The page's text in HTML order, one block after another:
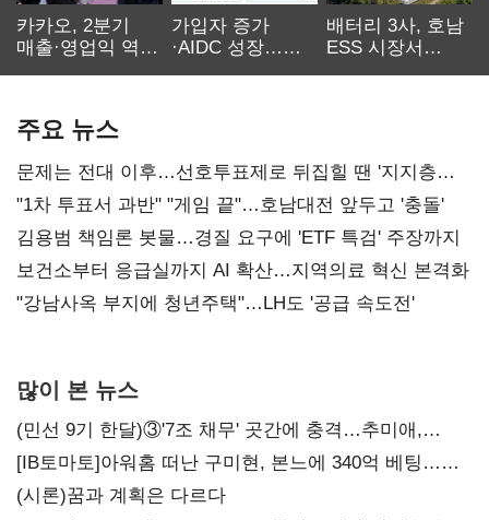
카카오, 2분기
매출·영업익 역대
가입자 증가
·AIDC 성장…
배터리 3사, 호남
ESS 시장서
주요 뉴스
문제는 전대 이후…선호투표제로 뒤집힐 땐 '지지층
불복'
"1차 투표서 과반" "게임 끝"…호남대전 앞두고 '충돌'
김용범 책임론 봇물…경질 요구에 'ETF 특검' 주장까지
보건소부터 응급실까지 AI 확산…지역의료 혁신 본격화
"강남사옥 부지에 청년주택"…LH도 '공급 속도전'
많이 본 뉴스
(민선 9기 한달)③'7조 채무' 곳간에 충격…추미애,
20년만에 '비상재정' 선언 승부수
[IB토마토]아워홈 떠난 구미현, 본느에 340억 베팅…
가족 지배체제 구축
(시론)꿈과 계획은 다르다